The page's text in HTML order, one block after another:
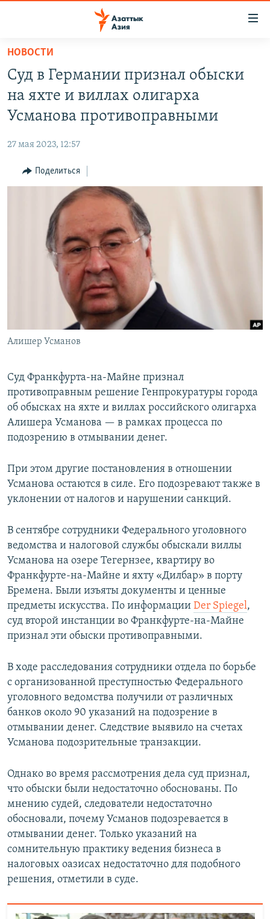
Вернуться
основному
содержанию
Вернутся
главной
Вернутся
ТАДЖИКИСТАН
НОВОСТИ
ВОЙНА В УКРАИНЕ
КЫРГЫЗЧА
ТОҶИКӢ
TÜRKMENÇE
Все сайты РСЕ/РС
НОВОСТИ
Суд в Германии признал обыски
на яхте и виллах олигарха
Усманова противоправными
27 мая 2023, 12:57
Поделиться
Алишер Усманов
Суд Франкфурта-на-Майне признал
противоправным решение Генпрокуратуры города
об обысках на яхте и виллах российского олигарха
Алишера Усманова — в рамках процесса по
подозрению в отмывании денег.
При этом другие постановления в отношении
Усманова остаются в силе. Его подозревают также в
уклонении от налогов и нарушении санкций.
В сентябре сотрудники Федерального уголовного
ведомства и налоговой службы обыскали виллы
Усманова на озере Тегернзее, квартиру во
Франкфурте-на-Майне и яхту «Дилбар» в порту
Бремена. Были изъяты документы и ценные
предметы искусства. По информации Der Spiegel,
суд второй инстанции во Франкфурте-на-Майне
признал эти обыски противоправными.
В ходе расследования сотрудники отдела по борьбе
с организованной преступностью Федерального
уголовного ведомства получили от различных
банков около 90 указаний на подозрение в
отмывании денег. Следствие выявило на счетах
Усманова подозрительные транзакции.
Однако во время рассмотрения дела суд признал,
что обыски были недостаточно обоснованы. По
мнению судей, следователи недостаточно
обосновали, почему Усманов подозревается в
отмывании денег. Только указаний на
сомнительную практику ведения бизнеса в
налоговых оазисах недостаточно для подобного
решения, отметили в суде.